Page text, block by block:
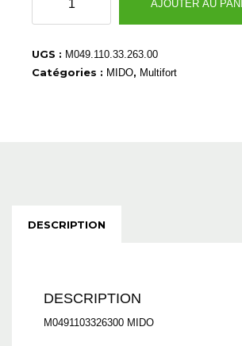
M0491103326300
AJOUTER AU
UGS : M049.110.33.263.00
Catégories : MIDO, Multifort
DESCRIPTION
DESCRIPTION
M0491103326300 MIDO